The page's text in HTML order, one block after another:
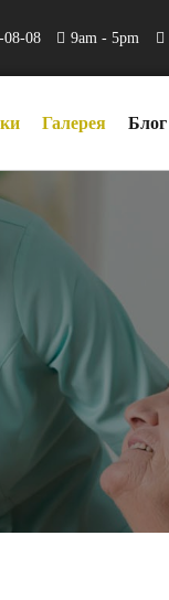
08-08 9am - 5pm
Галерея Блог